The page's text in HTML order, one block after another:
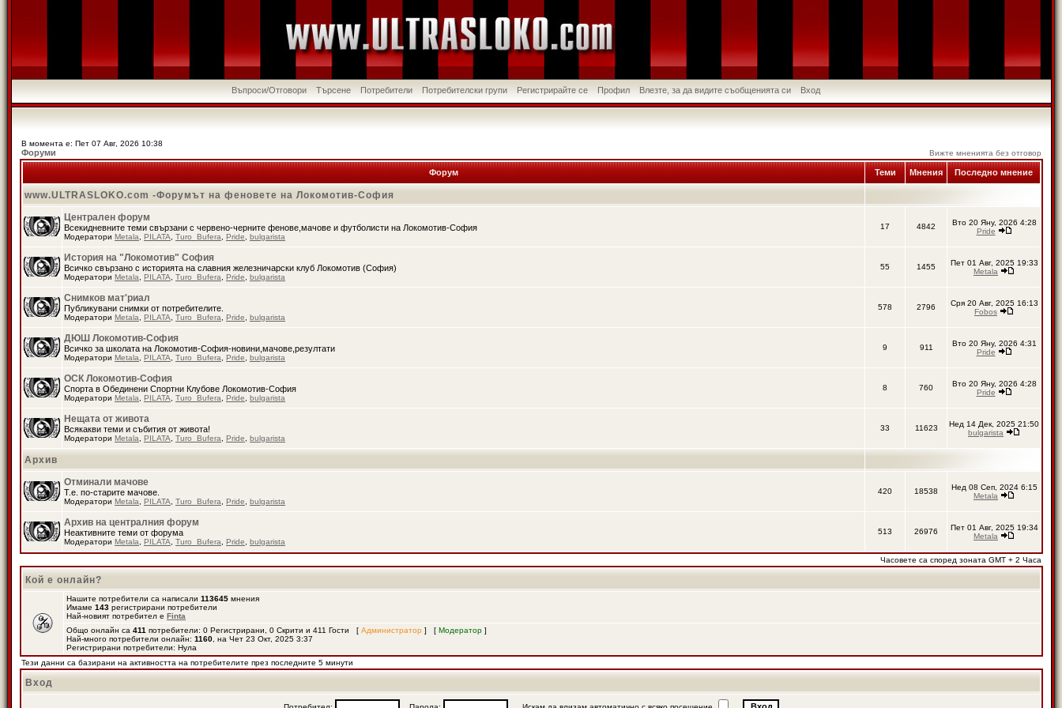
Въпроси/Отговори Търсене Потребители Потребителски групи Регистрирайте се Профил Влезте, за да видите съобщенията си Вход
В момента е: Пет 07 Авг, 2026 10:38
Форуми Вижте мненията без отговор
Форум Теми Мнения Последно мнение
www.ULTRASLOKO.com -Форумът на феновете на Локомотив-София
Централен форум
Всекидневните теми свързани с червено-черните фенове,мачове и футболисти на Локомотив-София
Модератори Metala PILATA Turo_Bufera Pride bulgarista
17 4842
Вто 20 Яну, 2026 4:28
Pride
История на "Локомотив" София
Всичко свързано с историята на славния железничарски клуб Локомотив (София)
Модератори Metala PILATA Turo_Bufera Pride bulgarista
55 1455
Пет 01 Авг, 2025 19:33
Metala
Снимков мат'риал
Публикувани снимки от потребителите.
Модератори Metala PILATA Turo_Bufera Pride bulgarista
578 2796
Сря 20 Авг, 2025 16:13
Fobos
ДЮШ Локомотив-София
Всичко за школата на Локомотив-София-новини,мачове,резултати
Модератори Metala PILATA Turo_Bufera Pride bulgarista
9 911
Вто 20 Яну, 2026 4:31
Pride
ОСК Локомотив-София
Спорта в Обединени Спортни Клубове Локомотив-София
Модератори Metala PILATA Turo_Bufera Pride bulgarista
8 760
Вто 20 Яну, 2026 4:28
Pride
Нещата от живота
Всякакви теми и събития от живота!
Модератори Metala PILATA Turo_Bufera Pride bulgarista
33 11623
Нед 14 Дек, 2025 21:50
bulgarista
Архив
Отминали мачове
Т.е. по-старите мачове.
Модератори Metala PILATA Turo_Bufera Pride bulgarista
420 18538
Нед 08 Сеп, 2024 6:15
Metala
Архив на централния форум
Неактивните теми от форума
Модератори Metala PILATA Turo_Bufera Pride bulgarista
513 26976
Пет 01 Авг, 2025 19:34
Metala
Часовете са според зоната GMT + 2 Часа
Кой е онлайн?
Нашите потребители са написали 113645 мнения
Имаме 143 регистрирани потребители
Най-новият потребител е Finta
Общо онлайн са 411 потребители: 0 Регистрирани, 0 Скрити и 411 Гости [ Администратор ] [ Модератор ]
Най-много потребители онлайн: 1160 , на Чет 23 Окт, 2025 3:37
Регистрирани потребители: Нула
Тези данни са базирани на активността на потребителите през последните 5 минути
Вход